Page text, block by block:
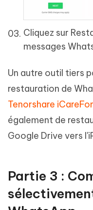
Cliquez sur
messages
Un autre outil tiers
restauration de
Tenorshare
également de
Google Drive vers
Partie 3 :